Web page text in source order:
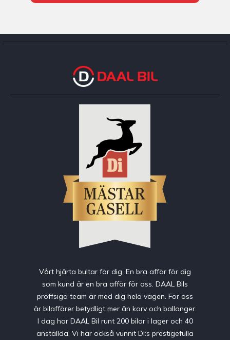
Vårt hjärta bultar för dig. En bra affär för dig
som kund är en bra affär för oss. DAAL Bils
proffsiga team är med dig hela vägen. För oss
är bilaffärer betydligt mer än korv och ballonger.
I dag har DAAL Bil runt 200 bilar i lager och 40
anställda. Vi har också vunnit DI:s prestigefulla